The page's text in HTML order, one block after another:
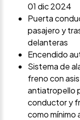
01 dic 2024
Puerta
pasajero y
delanteras
Encendido
Sistema de
freno con
antiatropello
conductor y
como mínimo